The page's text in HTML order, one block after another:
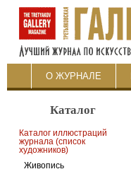
О ЖУРНАЛЕ
Каталог
Каталог иллюстраций
журнала (список
художников)
Живопись